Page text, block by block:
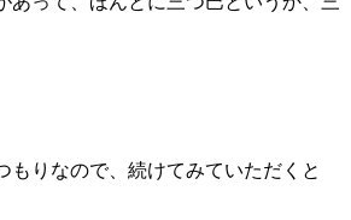
りなので、続けてみていただくと